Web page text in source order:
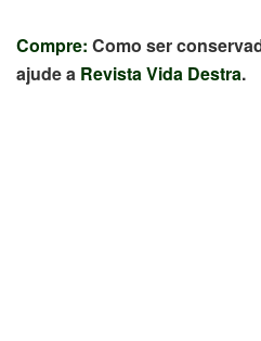
Compre: Como ser
ajude a Revista Vida Destra.